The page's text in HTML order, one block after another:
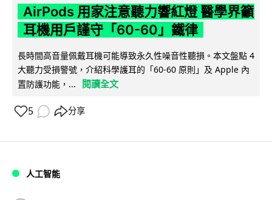
AirPods 用家注意聽力響紅燈 醫學界籲
耳機用戶謹守「60-60」鐵律
長時間高音量佩戴耳機可能導致永久性噪音性聽損。本文盤點 4
大聽力受損警號，介紹科學護耳的「60-60 原則」及 Apple 內
置防護功能，...
閱讀全文
5 分享
人工智能